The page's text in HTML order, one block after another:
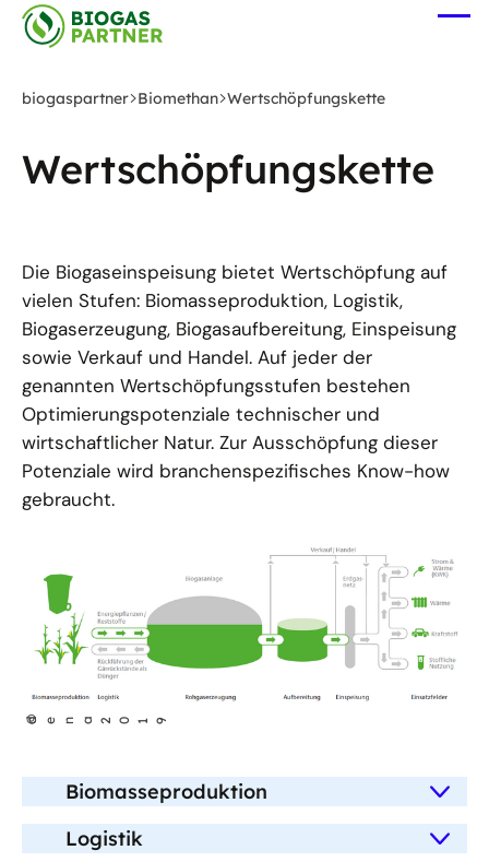
Zum
Hauptinhalt
biogaspartner Biomethan Wertschöpfungskette
Wertschöpfungskette
Die Biogaseinspeisung bietet Wertschöpfung auf
vielen Stufen: Biomasseproduktion, Logistik,
Biogaserzeugung, Biogasaufbereitung, Einspeisung
sowie Verkauf und Handel. Auf jeder der
genannten Wertschöpfungsstufen bestehen
Optimierungspotenziale technischer und
wirtschaftlicher Natur. Zur Ausschöpfung dieser
Potenziale wird branchenspezifisches Know-how
gebraucht.
© dena 2019
Biomasseproduktion
Logistik